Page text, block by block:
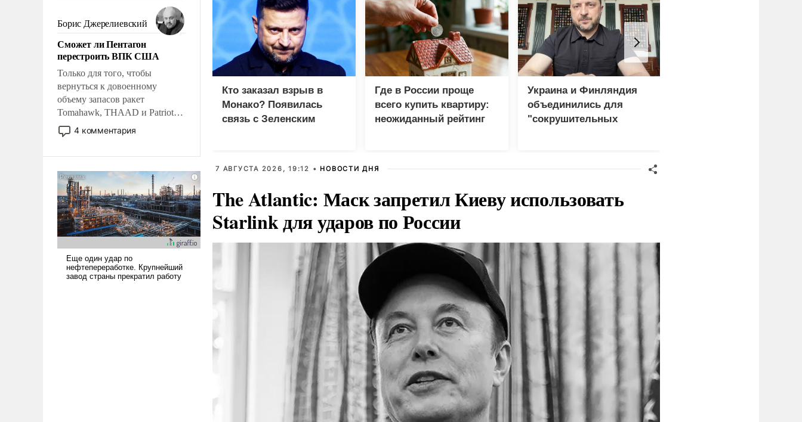
сложна и амбициозна. Однако
и ее реализация радикально
поднимет наши боевые
возможности.
Борис Джерелиевский
Сможет ли Пентагон
перестроить ВПК США
Только для того, чтобы
вернуться к довоенному
объему запасов ракет
Tomahawk, THAAD и Patriot
США потребуется более трех
лет. Даже небольшая война с
Сложившаяся ситуация
означает многолетний период
уязвимости США, например,
перед Китаем.
4 комментария
Кто заказал взрыв в
Монако? Появилась
связь с Зеленским
Где в России проще
всего купить квартиру:
неожиданный рейтинг
Украина и Финляндия
объединились для
"сокрушительных
7 АВГУСТА 2026, 19:12 • НОВОСТИ ДНЯ
The Atlantic: Маск запретил Киеву использовать
Starlink для ударов по России